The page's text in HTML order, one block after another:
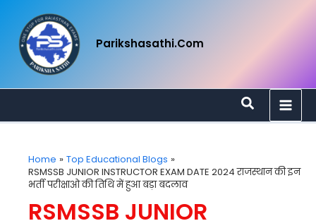
Content
Parikshasathi.com
Search
Home
Top Educational Blogs
RSMSSB JUNIOR INSTRUCTOR EXAM DATE 2024 राजस्थान की इन
भर्ती परीक्षाओ की तिथि में हुआ बड़ा बदलाव
RSMSSB JUNIOR